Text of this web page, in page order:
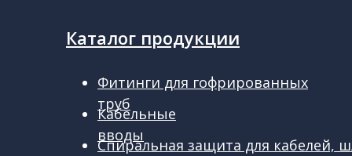
Каталог продукции
Спиральная защита для кабелей,
Кабельные
вводы
Фитинги для гофрированных
труб